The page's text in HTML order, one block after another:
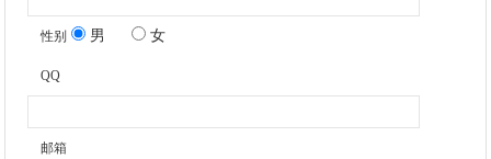
性别 男 女
QQ
邮箱